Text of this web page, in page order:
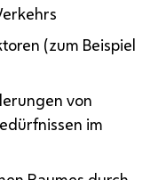
(zum Beispiel
von
im